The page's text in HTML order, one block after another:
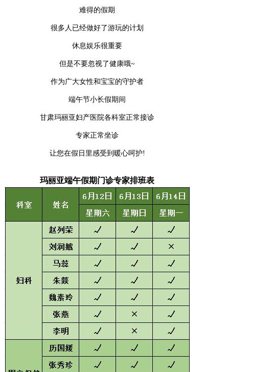
难得的假期
很多人已经做好了游玩的计划
休息娱乐很重要
但是不要忽视了健康哦~
作为广大女性和宝宝的守护者
端午节小长假期间
甘肃玛丽亚妇产医院各科室正常接诊
专家正常坐诊
让您在假日里感受到暖心呵护!
玛丽亚端午假期门诊专家排班表